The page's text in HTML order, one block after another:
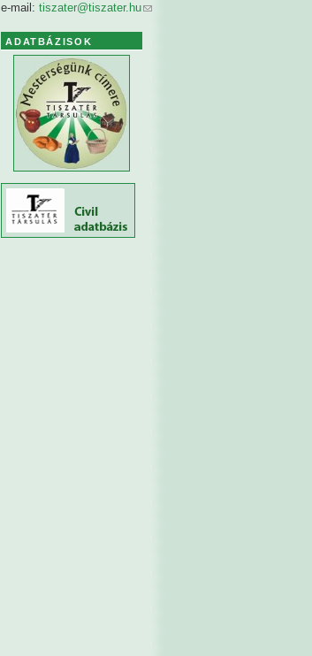
e-mail: tiszater@tiszater.hu
ADATBÁZISOK